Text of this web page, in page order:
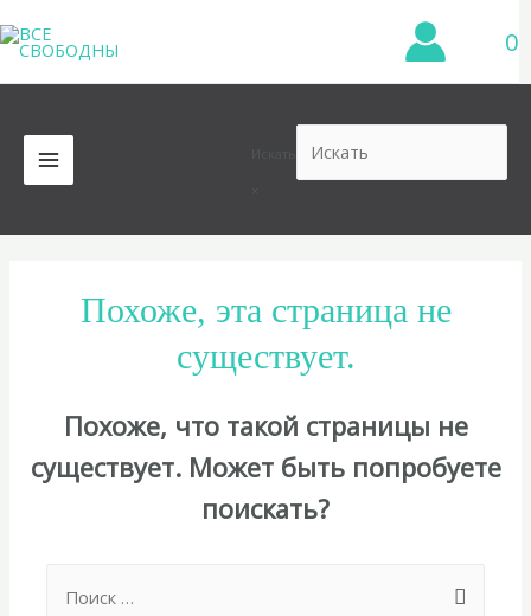
к
содержимому
0
MAIN
MENU
Похоже, эта страница не
существует.
Похоже, что такой страницы не
существует. Может быть попробуете
поискать?
for: